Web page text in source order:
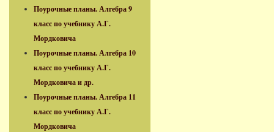
Поурочные планы. Алгебра 9
класс по учебнику А.Г.
Мордковича
Поурочные планы. Алгебра 10
класс по учебнику А.Г.
Мордковича и др.
Поурочные планы. Алгебра 11
класс по учебнику А.Г.
Мордковича